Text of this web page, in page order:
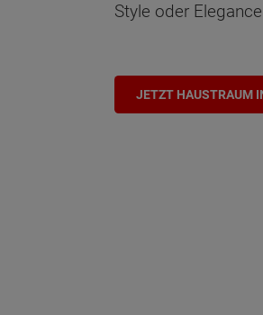
Style oder
JETZT HAUSTRAUM